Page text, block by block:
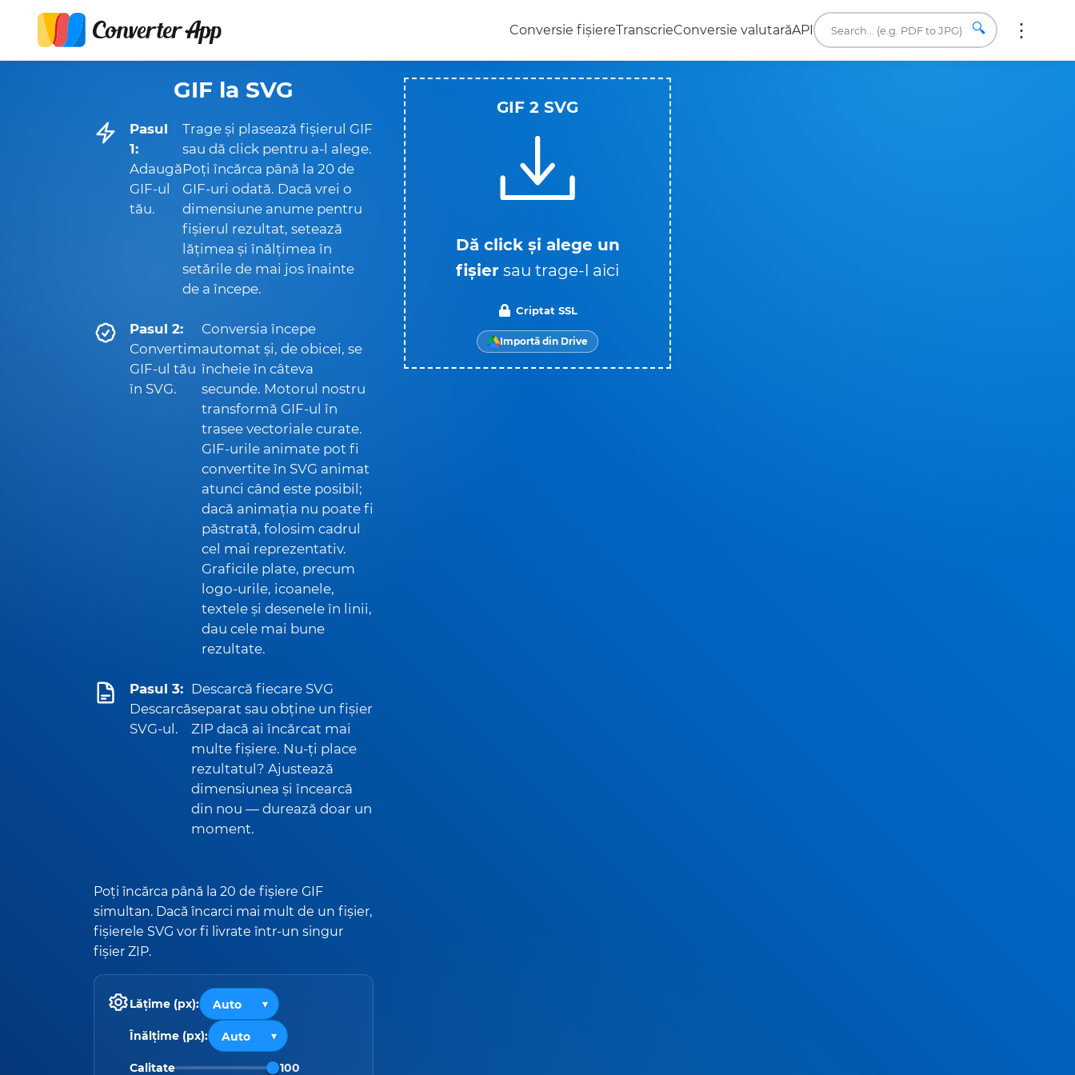
Conversie fișiereTranscrieConversie valutarăAPI 🔍
GIF la SVG
Pasul
1:
Adaugă
GIF-ul
tău.
Trage și plasează fișierul GIF
sau dă click pentru a-l alege.
Poți încărca până la 20 de
GIF-uri odată. Dacă vrei o
dimensiune anume pentru
fișierul rezultat, setează
lățimea și înălțimea în
setările de mai jos înainte
de a începe.
Pasul 2:
Convertim
GIF-ul tău
în SVG.
Conversia începe
automat și, de obicei, se
încheie în câteva
secunde. Motorul nostru
transformă GIF-ul în
trasee vectoriale curate.
GIF-urile animate pot fi
convertite în SVG animat
atunci când este posibil;
dacă animația nu poate fi
păstrată, folosim cadrul
cel mai reprezentativ.
Graficile plate, precum
logo-urile, icoanele,
textele și desenele în linii,
dau cele mai bune
rezultate.
Pasul 3:
Descarcă
SVG-ul.
Descarcă fiecare SVG
separat sau obține un fișier
ZIP dacă ai încărcat mai
multe fișiere. Nu-ți place
rezultatul? Ajustează
dimensiunea și încearcă
din nou — durează doar un
moment.
Poți încărca până la 20 de fișiere GIF
simultan. Dacă încarci mai mult de un fișier,
fișierele SVG vor fi livrate într-un singur
fișier ZIP.
Lățime (px):
Înălțime (px):
Calitate 100
GIF 2 SVG
Dă click și alege un
fișier sau trage-l aici
Criptat SSL
Importă din Drive